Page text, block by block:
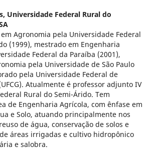
Universidade Federal Rural do
Agronomia pela Universidade Federal
(1999), mestrado em Engenharia
Federal da Paraíba (2001),
pela Universidade de São Paulo
pela Universidade Federal de
Atualmente é professor adjunto IV
Rural do Semi-Árido. Tem
de Engenharia Agrícola, com ênfase em
e Solo, atuando principalmente nos
de água, conservação de solos e
áreas irrigadas e cultivo hidropônico
e salobra.